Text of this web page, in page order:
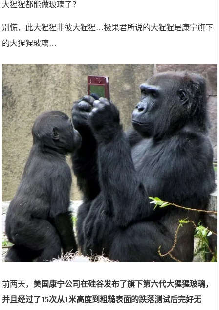
大猩猩都能做玻璃了？
别慌，此大猩猩非彼大猩猩…极果君所说的大猩猩是康宁旗下
的大猩猩玻璃…
前两天， 美国康宁公司在硅谷发布了旗下第六代大猩猩玻璃，
并且经过了15次从1米高度到粗糙表面的跌落测试后完好无